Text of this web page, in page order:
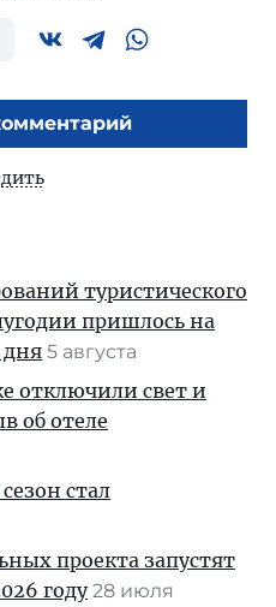
туристического
пришлось на
дня 5 августа
отключили свет и
об отеле
стал
проекта запустят
году 28 июля